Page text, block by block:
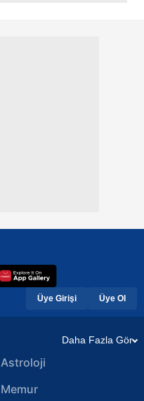
Üye Girişi Üye Ol
Daha Fazla Gör
Astroloji
Memur